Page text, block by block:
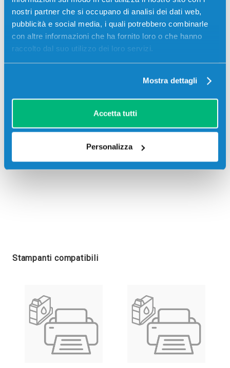
nostri partner che si occupano di analisi dei dati web,
pubblicità e social media, i quali potrebbero combinarle
con altre informazioni che ha fornito loro o che hanno
raccolto dal suo utilizzo dei loro servizi.
Mostra dettagli
Accetta tutti
Personalizza
Stampanti compatibili